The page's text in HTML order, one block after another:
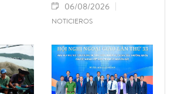
06/08/2026
NOTICIEROS